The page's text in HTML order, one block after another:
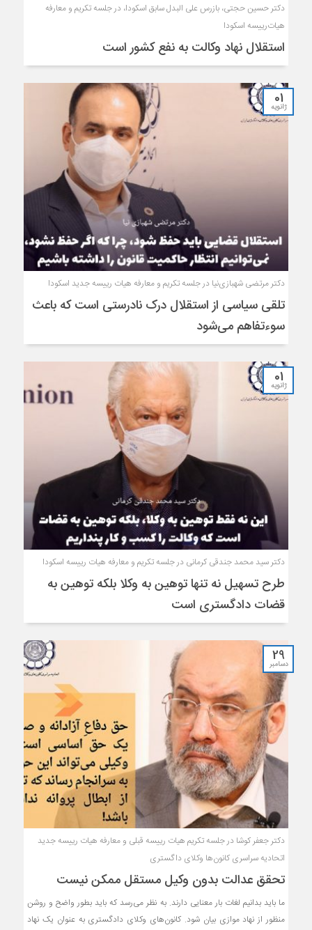
دکتر حسین حجتی، بازرس علی البدل سابق اسکودا، در جلسه تکریم و معارفه
هیات‌رییسه اسکودا
استقلال نهاد وکالت به نفع کشور است
01
ژانویه
دکتر مرتضی شهبازی‌نیا در جلسه تکریم و معارفه هیات رییسه جدید اسکودا
تلقی سیاسی از استقلال درک نادرستی است که باعث
سوءتفاهم می‌شود
01
ژانویه
دکتر سید محمد جندقی کرمانی در جلسه تکریم و معارفه هیات رییسه اسکودا
طرح تسهیل نه تنها توهین به وکلا بلکه توهین به
قضات دادگستری است
29
دسامبر
دکتر جعفر کوشا در جلسه تکریم هیات رییسه قبلی و معارفه هیات رییسه جدید
اتحادیه سراسری کانون‌ها وکلای داگستری
تحقق عدالت بدون وکیل مستقل ممکن نیست
ما باید بدانیم لغات بار معنایی دارند. به نظر می‌رسد که باید بطور واضح و روشن
منظور از نهاد موازی بیان شود. کانون‌های وکلای دادگستری به عنوان یک نهاد